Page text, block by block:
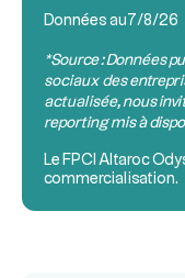
Données au 7/8/26
*Source : Données
sociaux des
actualisée, nous
reporting mis à
Le FPCI Altaroc
commercialisation.